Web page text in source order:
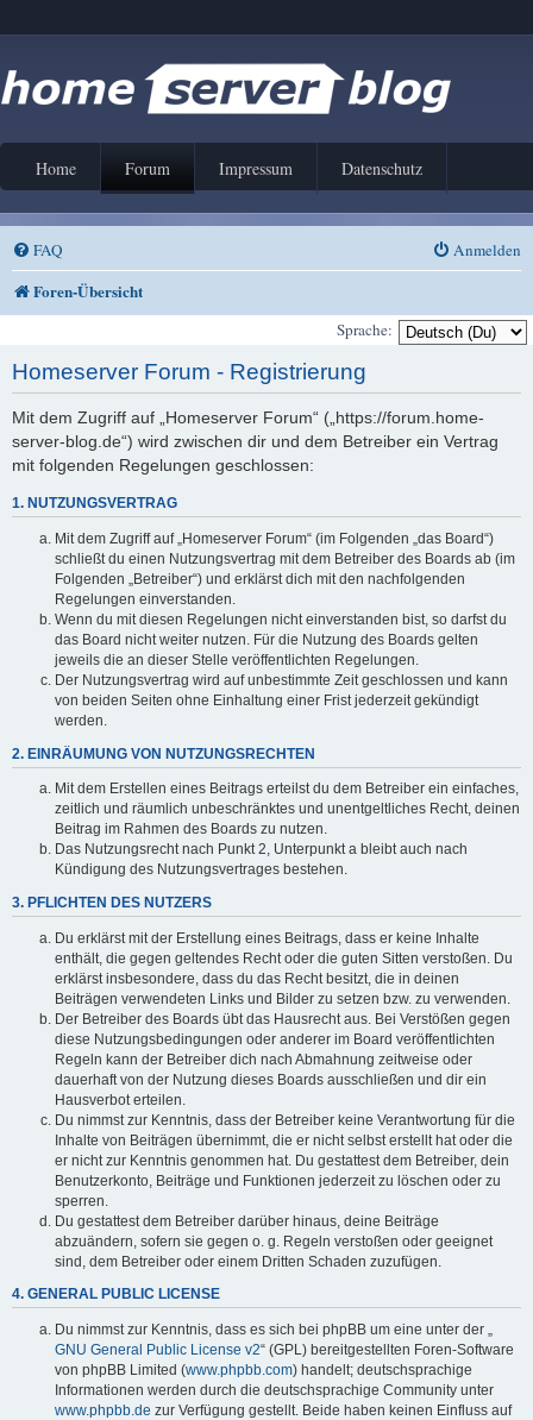
Home Forum Impressum Datenschutz
FAQ Anmelden
Foren-Übersicht
Sprache:
Homeserver Forum - Registrierung
Mit dem Zugriff auf „Homeserver Forum“ („https://forum.home-
server-blog.de“) wird zwischen dir und dem Betreiber ein Vertrag
mit folgenden Regelungen geschlossen:
1. NUTZUNGSVERTRAG
Mit dem Zugriff auf „Homeserver Forum“ (im Folgenden „das Board“)
schließt du einen Nutzungsvertrag mit dem Betreiber des Boards ab (im
Folgenden „Betreiber“) und erklärst dich mit den nachfolgenden
Regelungen einverstanden.
Wenn du mit diesen Regelungen nicht einverstanden bist, so darfst du
das Board nicht weiter nutzen. Für die Nutzung des Boards gelten
jeweils die an dieser Stelle veröffentlichten Regelungen.
Der Nutzungsvertrag wird auf unbestimmte Zeit geschlossen und kann
von beiden Seiten ohne Einhaltung einer Frist jederzeit gekündigt
werden.
2. EINRÄUMUNG VON NUTZUNGSRECHTEN
Mit dem Erstellen eines Beitrags erteilst du dem Betreiber ein einfaches,
zeitlich und räumlich unbeschränktes und unentgeltliches Recht, deinen
Beitrag im Rahmen des Boards zu nutzen.
Das Nutzungsrecht nach Punkt 2, Unterpunkt a bleibt auch nach
Kündigung des Nutzungsvertrages bestehen.
3. PFLICHTEN DES NUTZERS
Du erklärst mit der Erstellung eines Beitrags, dass er keine Inhalte
enthält, die gegen geltendes Recht oder die guten Sitten verstoßen. Du
erklärst insbesondere, dass du das Recht besitzt, die in deinen
Beiträgen verwendeten Links und Bilder zu setzen bzw. zu verwenden.
Der Betreiber des Boards übt das Hausrecht aus. Bei Verstößen gegen
diese Nutzungsbedingungen oder anderer im Board veröffentlichten
Regeln kann der Betreiber dich nach Abmahnung zeitweise oder
dauerhaft von der Nutzung dieses Boards ausschließen und dir ein
Hausverbot erteilen.
Du nimmst zur Kenntnis, dass der Betreiber keine Verantwortung für die
Inhalte von Beiträgen übernimmt, die er nicht selbst erstellt hat oder die
er nicht zur Kenntnis genommen hat. Du gestattest dem Betreiber, dein
Benutzerkonto, Beiträge und Funktionen jederzeit zu löschen oder zu
sperren.
Du gestattest dem Betreiber darüber hinaus, deine Beiträge
abzuändern, sofern sie gegen o. g. Regeln verstoßen oder geeignet
sind, dem Betreiber oder einem Dritten Schaden zuzufügen.
4. GENERAL PUBLIC LICENSE
Du nimmst zur Kenntnis, dass es sich bei phpBB um eine unter der „
GNU General Public License v2“ (GPL) bereitgestellten Foren-Software
von phpBB Limited (www.phpbb.com) handelt; deutschsprachige
Informationen werden durch die deutschsprachige Community unter
www.phpbb.de zur Verfügung gestellt. Beide haben keinen Einfluss auf